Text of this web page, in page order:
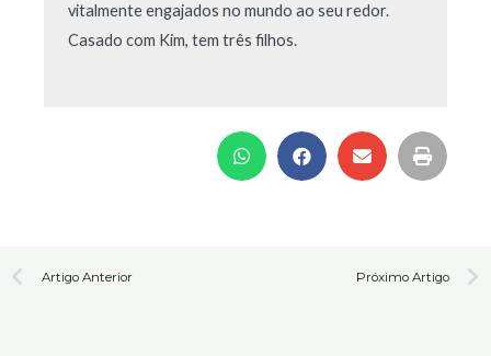
vitalmente engajados no mundo ao seu redor.
Casado com Kim, tem três filhos.
Prev
Artigo Anterior Próximo Artigo